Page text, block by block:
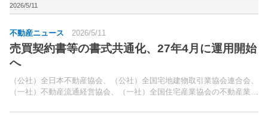
けて、住宅の「新たな価値創造」を目指した先導的...
2026/5/11
不動産ニュース 2026/5/11
売買契約書等の書式共通化、27年4月に運用開始
へ
（公社）全日本不動産協会、（公社）全国宅地建物取引業協会連合会、
（一社）不動産流通経営協会、（一社）全国住宅産業協会の不動産業界
めることで合意したと発表した。従来は全日、全宅連、...